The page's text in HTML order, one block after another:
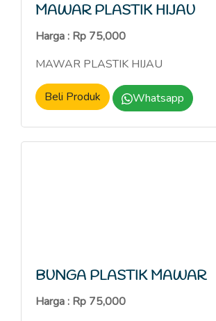
MAWAR PLASTIK HIJAU
Harga : Rp 75,000
MAWAR PLASTIK HIJAU
Beli Produk Whatsapp
BUNGA PLASTIK MAWAR
Harga : Rp 75,000